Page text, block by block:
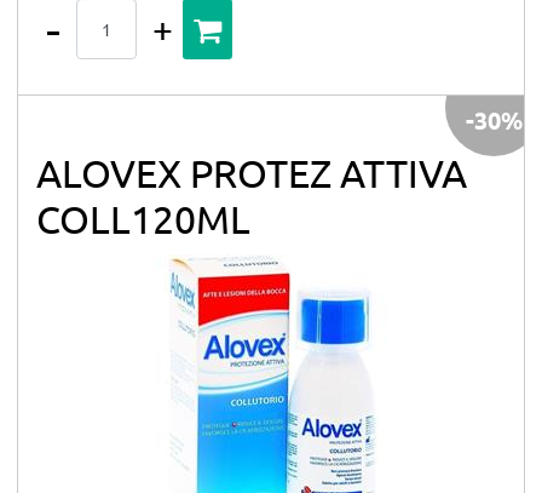
ALOVEX PROTEZ ATTIVA
COLL120ML
-30%